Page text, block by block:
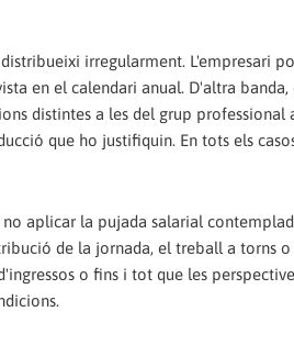
irregularment. L'empresari
en el calendari anual. D'altra banda,
distintes a les del grup professional
que ho justifiquin. En tots els
no aplicar la pujada salarial
de la jornada, el treball a torns o
o fins i tot que les